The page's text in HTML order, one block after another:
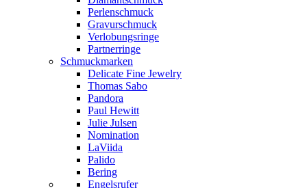
Perlenschmuck
Gravurschmuck
Verlobungsringe
Partnerringe
Schmuckmarken
Delicate Fine Jewelry
Thomas Sabo
Pandora
Paul Hewitt
Julie Julsen
Nomination
LaViida
Palido
Bering
Engelsrufer